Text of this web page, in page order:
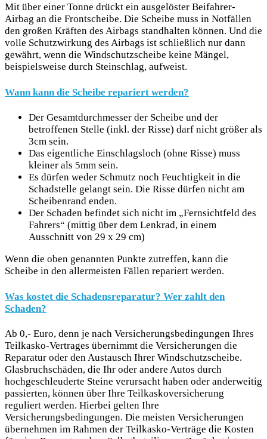
Mit über einer Tonne drückt ein ausgelöster Beifahrer-
Airbag an die Frontscheibe. Die Scheibe muss in Notfällen
den großen Kräften des Airbags standhalten können. Und die
volle Schutzwirkung des Airbags ist schließlich nur dann
gewährt, wenn die Windschutzscheibe keine Mängel,
beispielsweise durch Steinschlag, aufweist.
Wann kann die Scheibe repariert werden?
Der Gesamtdurchmesser der Scheibe und der
betroffenen Stelle (inkl. der Risse) darf nicht größer als
3cm sein.
Das eigentliche Einschlagsloch (ohne Risse) muss
kleiner als 5mm sein.
Es dürfen weder Schmutz noch Feuchtigkeit in die
Schadstelle gelangt sein. Die Risse dürfen nicht am
Scheibenrand enden.
Der Schaden befindet sich nicht im „Fernsichtfeld des
Fahrers“ (mittig über dem Lenkrad, in einem
Ausschnitt von 29 x 29 cm)
Wenn die oben genannten Punkte zutreffen, kann die
Scheibe in den allermeisten Fällen repariert werden.
Was kostet die Schadensreparatur? Wer zahlt den
Schaden?
Ab 0,- Euro, denn je nach Versicherungsbedingungen Ihres
Teilkasko-Vertrages übernimmt die Versicherungen die
Reparatur oder den Austausch Ihrer Windschutzscheibe.
Glasbruchschäden, die Ihr oder andere Autos durch
hochgeschleuderte Steine verursacht haben oder anderweitig
passierten, können über Ihre Teilkaskoversicherung
reguliert werden. Hierbei gelten Ihre
Versicherungsbedingungen. Die meisten Versicherungen
übernehmen im Rahmen der Teilkasko-Verträge die Kosten